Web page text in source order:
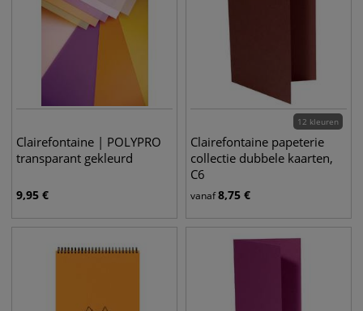
Clairefontaine | POLYPRO
transparant gekleurd
9,95 €
12 kleuren
Clairefontaine papeterie
collectie dubbele kaarten,
C6
vanaf8,75 €